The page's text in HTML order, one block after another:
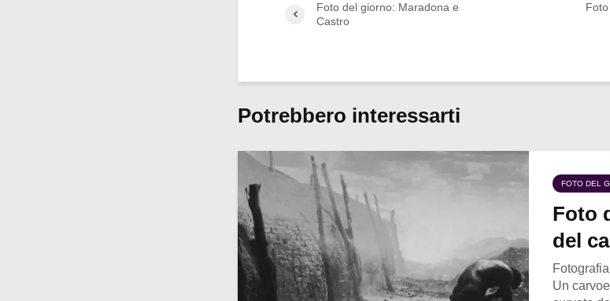
Foto del giorno: Maradona e
Castro
Potrebbero interessarti
FOTO DEL
Foto
del
Un